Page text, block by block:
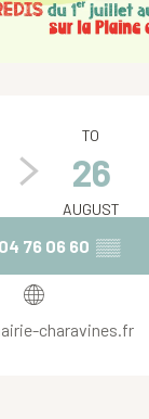
hours
TO
26
AUGUST
04 76 06 60 ▒▒
charavines.fr